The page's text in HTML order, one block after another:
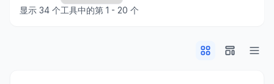
显示 34 个工具中的第 1 - 20 个